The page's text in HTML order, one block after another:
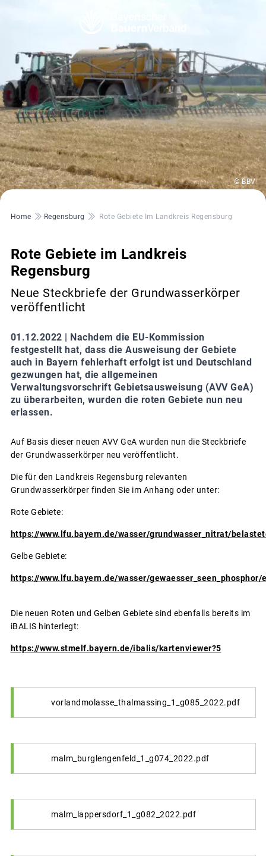
© BBV
Pfadnavigation
Home Regensburg Rote Gebiete Im Landkreis Regensburg
Rote Gebiete im Landkreis
Regensburg
Neue Steckbriefe der Grundwasserkörper
veröffentlicht
01.12.2022 | Nachdem die EU-Kommission
festgestellt hat, dass die Ausweisung der Gebiete
auch in Bayern fehlerhaft erfolgt ist und Deutschland
gezwungen hat, die allgemeinen
Verwaltungsvorschrift Gebietsausweisung (AVV GeA)
zu überarbeiten, wurden die roten Gebiete nun neu
erlassen.
Auf Basis dieser neuen AVV GeA wurden nun die Steckbriefe
der Grundwasserkörper neu veröffentlicht.
Die für den Landkreis Regensburg relevanten
Grundwasserkörper finden Sie im Anhang oder unter:
Rote Gebiete:
https://www.lfu.bayern.de/wasser/grundwasser_nitrat/
Gelbe Gebiete:
https://www.lfu.bayern.de/wasser/
Die neuen Roten und Gelben Gebiete sind ebenfalls bereits im
iBALIS hinterlegt:
https://www.stmelf.bayern.de/ibalis/kartenviewer?5
vorlandmolasse_thalmassing_1_g085_2022.pdf
malm_burglengenfeld_1_g074_2022.pdf
malm_lappersdorf_1_g082_2022.pdf